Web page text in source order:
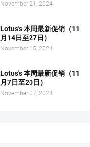
November 21, 2024
Lotus's 本周最新促销（11
月14日至27日）
November 15, 2024
Lotus's 本周最新促销（11
月7日至20日）
November 07, 2024